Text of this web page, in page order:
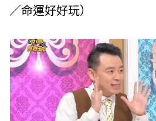
／命運好好玩）